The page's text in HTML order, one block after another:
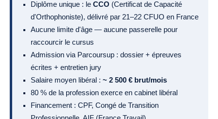
Diplôme unique : le CCO (Certificat de Capacité
d'Orthophoniste), délivré par 21–22 CFUO en France
Aucune limite d'âge — aucune passerelle pour
raccourcir le cursus
Admission via Parcoursup : dossier + épreuves
écrites + entretien jury
Salaire moyen libéral : ~ 2 500 € brut/mois
80 % de la profession exerce en cabinet libéral
Financement : CPF, Congé de Transition